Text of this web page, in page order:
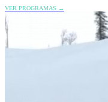
VER PROGRAMAS →